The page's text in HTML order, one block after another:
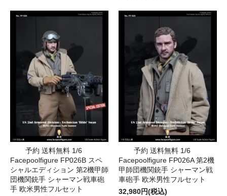
予約 送料無料 1/6
Facepoolfigure FP026B スペ
シャルエディション 第2機甲師
団機関銃手 シャーマン戦車砲
手 欧米男性フルセット
予約 送料無料 1/6
Facepoolfigure FP026A 第2機
甲師団機関銃手 シャーマン戦
車砲手 欧米男性フルセット
32,980円(税込)